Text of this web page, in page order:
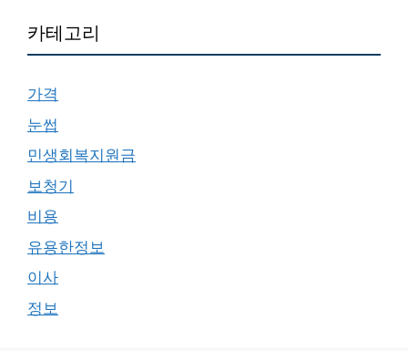
카테고리
가격
눈썹
민생회복지원금
보청기
비용
유용한정보
이사
정보